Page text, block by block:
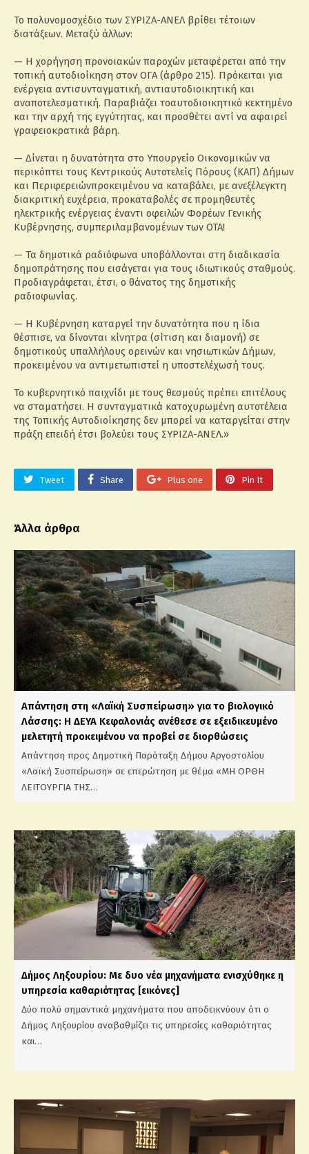
Το πολυνομοσχέδιο των ΣΥΡΙΖΑ-ΑΝΕΛ βρίθει τέτοιων
διατάξεων. Μεταξύ άλλων:
— Η χορήγηση προνοιακών παροχών μεταφέρεται από την
τοπική αυτοδιοίκηση στον ΟΓΑ (άρθρο 215). Πρόκειται για
ενέργεια αντισυνταγματική, αντιαυτοδιοικητική και
αναποτελεσματική. Παραβιάζει τοαυτοδιοικητικό κεκτημένο
και την αρχή της εγγύτητας, και προσθέτει αντί να αφαιρεί
γραφειοκρατικά βάρη.
— Δίνεται η δυνατότητα στο Υπουργείο Οικονομικών να
περικόπτει τους Κεντρικούς Αυτοτελείς Πόρους (ΚΑΠ) Δήμων
και Περιφερειώνπροκειμένου να καταβάλει, με ανεξέλεγκτη
διακριτική ευχέρεια, προκαταβολές σε προμηθευτές
ηλεκτρικής ενέργειας έναντι οφειλών Φορέων Γενικής
Κυβέρνησης, συμπεριλαμβανομένων των ΟΤΑ!
— Τα δημοτικά ραδιόφωνα υποβάλλονται στη διαδικασία
δημοπράτησης που εισάγεται για τους ιδιωτικούς σταθμούς.
Προδιαγράφεται, έτσι, ο θάνατος της δημοτικής
ραδιοφωνίας.
— Η Κυβέρνηση καταργεί την δυνατότητα που η ίδια
θέσπισε, να δίνονται κίνητρα (σίτιση και διαμονή) σε
δημοτικούς υπαλλήλους ορεινών και νησιωτικών Δήμων,
προκειμένου να αντιμετωπιστεί η υποστελέχωσή τους.
Το κυβερνητικό παιχνίδι με τους θεσμούς πρέπει επιτέλους
να σταματήσει. Η συνταγματικά κατοχυρωμένη αυτοτέλεια
της Τοπικής Αυτοδιοίκησης δεν μπορεί να καταργείται στην
πράξη επειδή έτσι βολεύει τους ΣΥΡΙΖΑ-ΑΝΕΛ.»
Tweet Share Plus one Pin It
Άλλα άρθρα
Απάντηση στη «Λαϊκή Συσπείρωση» για το βιολογικό
Λάσσης: Η ΔΕΥΑ Κεφαλονιάς ανέθεσε σε εξειδικευμένο
μελετητή προκειμένου να προβεί σε διορθώσεις
Απάντηση προς Δημοτική Παράταξη Δήμου Αργοστολίου
«Λαϊκή Συσπείρωση» σε επερώτηση με θέμα «ΜΗ ΟΡΘΗ
ΛΕΙΤΟΥΡΓΙΑ ΤΗΣ…
Δήμος Ληξουρίου: Με δυο νέα μηχανήματα ενισχύθηκε η
υπηρεσία καθαριότητας [εικόνες]
Δύο πολύ σημαντικά μηχανήματα που αποδεικνύουν ότι ο
Δήμος Ληξουρίου αναβαθμίζει τις υπηρεσίες καθαριότητας
και…